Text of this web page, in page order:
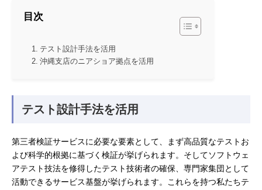
目次
テスト設計手法を活用
沖縄支店のニアショア拠点を活用
テスト設計手法を活用
第三者検証サービスに必要な要素として、まず高品質なテストお
よび科学的根拠に基づく検証が挙げられます。そしてソフトウェ
アテスト技法を修得したテスト技術者の確保、専門家集団として
活動できるサービス基盤が挙げられます。これらを持つ私たちテ